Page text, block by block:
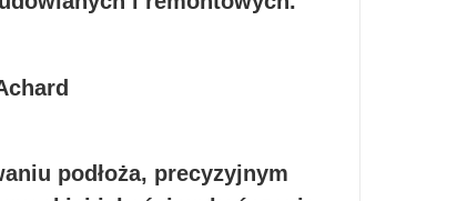
podłoża, precyzyjnym